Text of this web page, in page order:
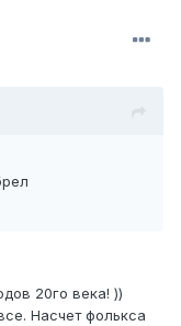
20го века! ))
Насчет фолькса